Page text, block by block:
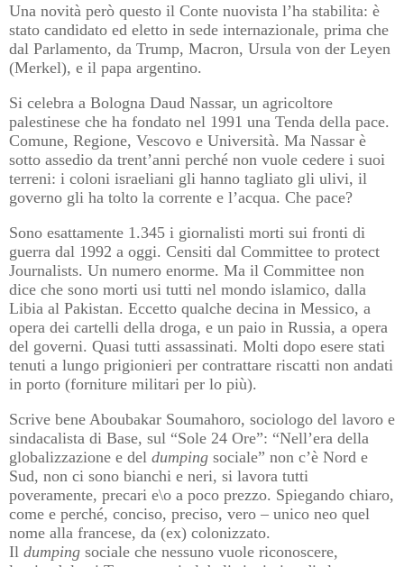
Una novità però questo il Conte nuovista l’ha stabilita: è
stato candidato ed eletto in sede internazionale, prima che
dal Parlamento, da Trump, Macron, Ursula von der Leyen
(Merkel), e il papa argentino.
Si celebra a Bologna Daud Nassar, un agricoltore
palestinese che ha fondato nel 1991 una Tenda della pace.
Comune, Regione, Vescovo e Università. Ma Nassar è
sotto assedio da trent’anni perché non vuole cedere i suoi
terreni: i coloni israeliani gli hanno tagliato gli ulivi, il
governo gli ha tolto la corrente e l’acqua. Che pace?
Sono esattamente 1.345 i giornalisti morti sui fronti di
guerra dal 1992 a oggi. Censiti dal Committee to protect
Journalists. Un numero enorme. Ma il Committee non
dice che sono morti usi tutti nel mondo islamico, dalla
Libia al Pakistan. Eccetto qualche decina in Messico, a
opera dei cartelli della droga, e un paio in Russia, a opera
del governi. Quasi tutti assassinati. Molti dopo esere stati
tenuti a lungo prigionieri per contrattare riscatti non andati
in porto (forniture militari per lo più).
Scrive bene Aboubakar Soumahoro, sociologo del lavoro e
sindacalista di Base, sul “Sole 24 Ore”: “Nell’era della
globalizzazione e del dumping sociale” non c’è Nord e
Sud, non ci sono bianchi e neri, si lavora tutti
poveramente, precari e\o a poco prezzo. Spiegando chiaro,
come e perché, conciso, preciso, vero – unico neo quel
nome alla francese, da (ex) colonizzato.
Il dumping sociale che nessuno vuole riconoscere,